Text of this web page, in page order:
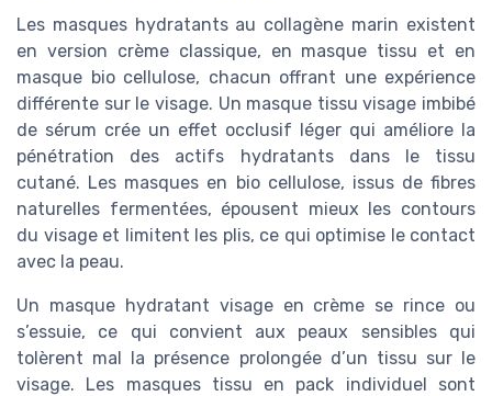
Les masques hydratants au collagène marin existent
en version crème classique, en masque tissu et en
masque bio cellulose, chacun offrant une expérience
différente sur le visage. Un masque tissu visage imbibé
de sérum crée un effet occlusif léger qui améliore la
pénétration des actifs hydratants dans le tissu
cutané. Les masques en bio cellulose, issus de fibres
naturelles fermentées, épousent mieux les contours
du visage et limitent les plis, ce qui optimise le contact
avec la peau.
Un masque hydratant visage en crème se rince ou
s’essuie, ce qui convient aux peaux sensibles qui
tolèrent mal la présence prolongée d’un tissu sur le
visage. Les masques tissu en pack individuel sont